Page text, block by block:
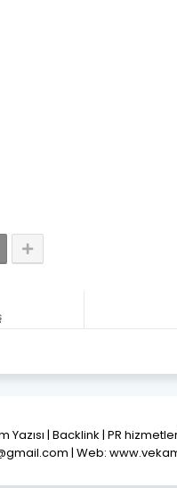
Yazısı | Backlink | PR
| Web: